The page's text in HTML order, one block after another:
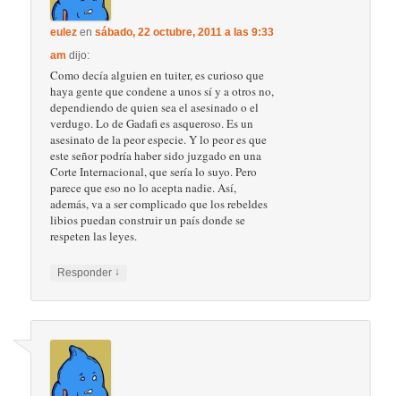
eulez ensábado, 22 octubre, 2011 a las 9:33
am dijo:
Como decía alguien en tuiter, es curioso que
haya gente que condene a unos sí y a otros no,
dependiendo de quien sea el asesinado o el
verdugo. Lo de Gadafi es asqueroso. Es un
asesinato de la peor especie. Y lo peor es que
este señor podría haber sido juzgado en una
Corte Internacional, que sería lo suyo. Pero
parece que eso no lo acepta nadie. Así,
además, va a ser complicado que los rebeldes
libios puedan construir un país donde se
respeten las leyes.
Responder ↓